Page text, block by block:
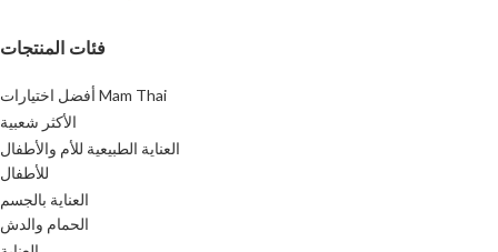
فئات المنتجات
أفضل اختيارات Mam Thai
الأكثر شعبية
العناية الطبيعية للأم والأطفال
للأطفال
العناية بالجسم
الحمام والدش